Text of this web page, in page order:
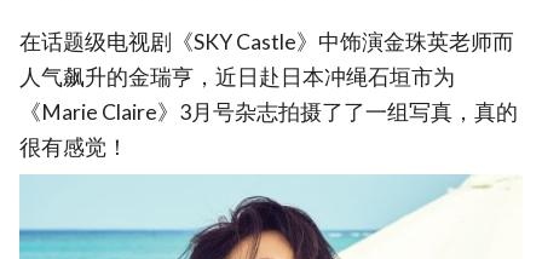
在话题级电视剧《SKY Castle》中饰演金珠英老师而
人气飙升的金瑞亨，近日赴日本冲绳石垣市为
《Marie Claire》3月号杂志拍摄了了一组写真，真的
很有感觉！